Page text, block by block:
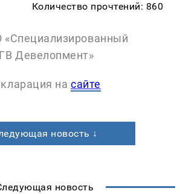
Количество прочтений: 860
Девелопмент»
на сайте
новость ↓
новость